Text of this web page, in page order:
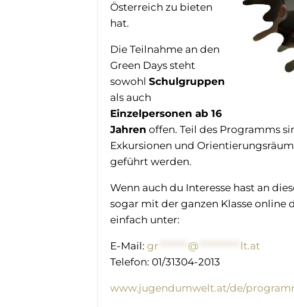
Österreich zu bieten
hat.
Die Teilnahme an den
Green Days steht
sowohl Schulgruppen
als auch
Einzelpersonen ab 16
Jahren offen. Teil des Programms
Exkursionen und
geführt werden.
Wenn auch du Interesse hast an
sogar mit der ganzen Klasse online
einfach unter:
E-Mail: gr @
lt.at
Telefon: 01/31304-2013
www.jugendumwelt.at/de/